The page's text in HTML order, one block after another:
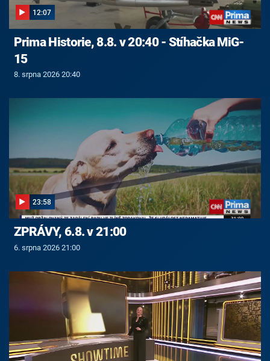
12:07
Prima Historie, 8.8. v 20:40 - Stíhačka MiG-
15
8. srpna 2026 20:40
23:58
ZPRÁVY, 6.8. v 21:00
6. srpna 2026 21:00